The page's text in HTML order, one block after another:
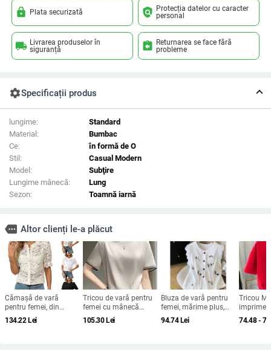
lock Plata securizată policy Protecția datelor cu caracter
personal
local_shipping Livrarea produselor în
siguranță
assignment_return Returnarea se face fără
probleme
settingsSpecificații produs
lungime:
Standard
Material:
Bumbac
Ce:
în formă de O
Stil:
Casual Modern
Model:
Subţire
Lungime mânecă:
Lung
Sezon:
Toamnă iarnă
more Altor clienți le-a plăcut
Cămașă de vară
pentru femei, din
dantelă, mâneci
scurte, nasturi,
134.22Lei
Tricou de vară pentru
femei cu mânecă
scurtă, din mătase, cu
guler rotund și
105.30Lei
Bluza de vară pentru
femei, mărime plus,
din in și bumbac, cu
mâneci bufante și
94.74Lei
Tricou
animate,
scurte,
74.48 -